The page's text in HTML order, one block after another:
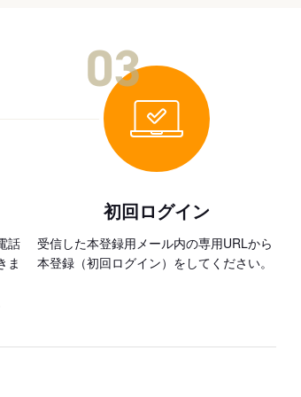
話
ま
初回ログイン
受信した本登録用メール内の専用URLから
本登録（初回ログイン）をしてください。